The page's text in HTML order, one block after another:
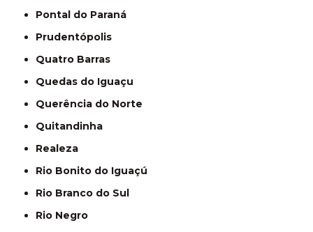
Pontal do Paraná
Prudentópolis
Quatro Barras
Quedas do Iguaçu
Querência do Norte
Quitandinha
Realeza
Rio Bonito do Iguaçú
Rio Branco do Sul
Rio Negro